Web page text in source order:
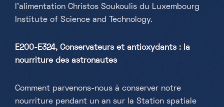
l'alimentation Christos Soukoulis du Luxembourg
Institute of Science and Technology.
E200-E324, Conservateurs et antioxydants : la
nourriture des astronautes
Comment parvenons-nous à conserver notre
nourriture pendant un an sur la Station spatiale